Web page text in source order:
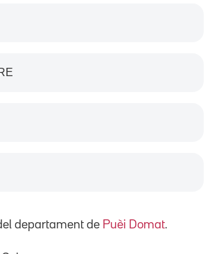
departament de Puèi Domat.